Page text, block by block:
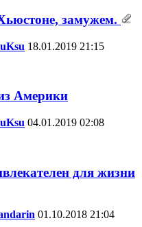
замужем.
18.01.2019 21:15
Америки
04.01.2019 02:08
для жизни
01.10.2018 21:04